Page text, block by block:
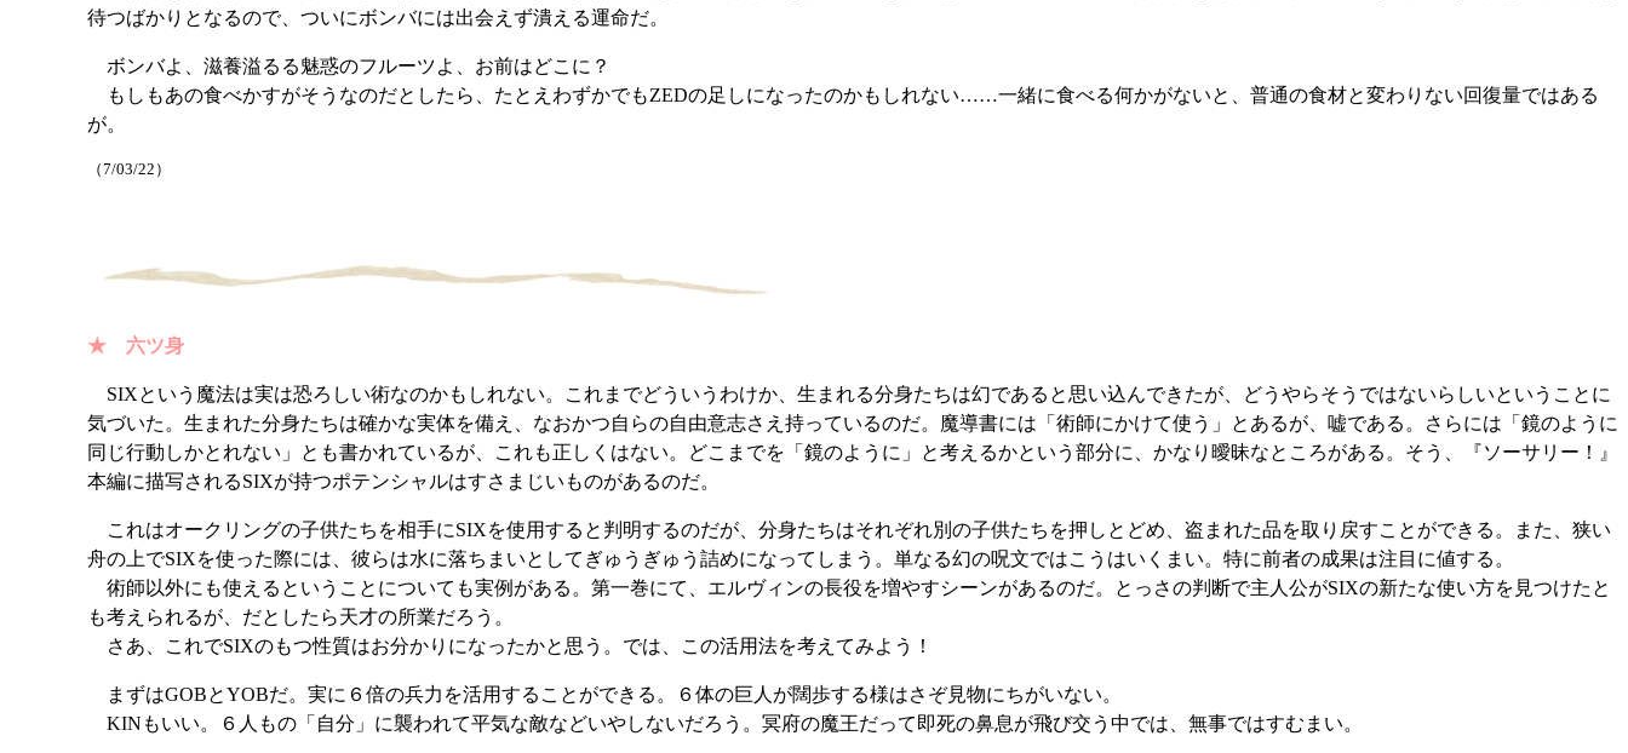
待つばかりとなるので、ついにボンバには出会えず潰える運命だ。
ボンバよ、滋養溢るる魅惑のフルーツよ、お前はどこに？
もしもあの食べかすがそうなのだとしたら、たとえわずかでもZEDの足しになったのかもしれない……一緒に食べる何かがないと、普通の食材と変わりない回復量ではある
が。
（7/03/22）
★ 六ツ身
SIXという魔法は実は恐ろしい術なのかもしれない。これまでどういうわけか、生まれる分身たちは幻であると思い込んできたが、どうやらそうではないらしいということに
気づいた。生まれた分身たちは確かな実体を備え、なおかつ自らの自由意志さえ持っているのだ。魔導書には「術師にかけて使う」とあるが、嘘である。さらには「鏡のように
同じ行動しかとれない」とも書かれているが、これも正しくはない。どこまでを「鏡のように」と考えるかという部分に、かなり曖昧なところがある。そう、『ソーサリー！』
本編に描写されるSIXが持つポテンシャルはすさまじいものがあるのだ。
これはオークリングの子供たちを相手にSIXを使用すると判明するのだが、分身たちはそれぞれ別の子供たちを押しとどめ、盗まれた品を取り戻すことができる。また、狭い
舟の上でSIXを使った際には、彼らは水に落ちまいとしてぎゅうぎゅう詰めになってしまう。単なる幻の呪文ではこうはいくまい。特に前者の成果は注目に値する。
術師以外にも使えるということについても実例がある。第一巻にて、エルヴィンの長役を増やすシーンがあるのだ。とっさの判断で主人公がSIXの新たな使い方を見つけたと
も考えられるが、だとしたら天才の所業だろう。
さあ、これでSIXのもつ性質はお分かりになったかと思う。では、この活用法を考えてみよう！
まずはGOBとYOBだ。実に６倍の兵力を活用することができる。６体の巨人が闊歩する様はさぞ見物にちがいない。
KINもいい。６人もの「自分」に襲われて平気な敵などいやしないだろう。冥府の魔王だって即死の鼻息が飛び交う中では、無事ではすむまい。